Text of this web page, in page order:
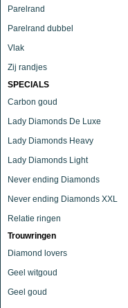
Parelrand
Parelrand dubbel
Vlak
Zij randjes
SPECIALS
Carbon goud
Lady Diamonds De Luxe
Lady Diamonds Heavy
Lady Diamonds Light
Never ending Diamonds
Never ending Diamonds XXL
Relatie ringen
Trouwringen
Diamond lovers
Geel witgoud
Geel goud